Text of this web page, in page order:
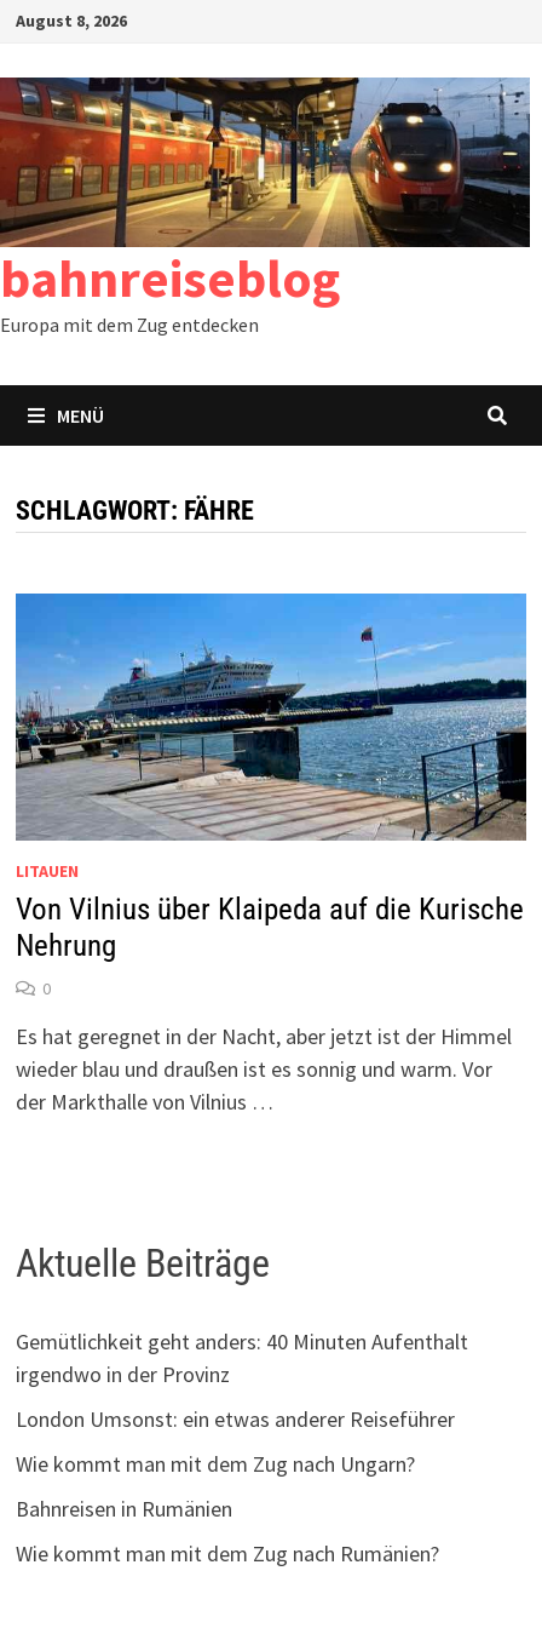
Zum
springen
August 8, 2026
bahnreiseblog
Europa mit dem Zug entdecken
MENÜ
SCHLAGWORT: FÄHRE
LITAUEN
Von Vilnius über Klaipeda auf die Kurische
Nehrung
0
Es hat geregnet in der Nacht, aber jetzt ist der Himmel
wieder blau und draußen ist es sonnig und warm. Vor
der Markthalle von Vilnius …
Aktuelle Beiträge
Gemütlichkeit geht anders: 40 Minuten Aufenthalt
irgendwo in der Provinz
London Umsonst: ein etwas anderer Reiseführer
Wie kommt man mit dem Zug nach Ungarn?
Bahnreisen in Rumänien
Wie kommt man mit dem Zug nach Rumänien?